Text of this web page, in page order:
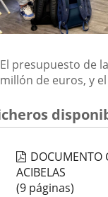
El presupuesto de
millón de euros, y
DOCUMENTO
ACIBELAS
(9 páginas)